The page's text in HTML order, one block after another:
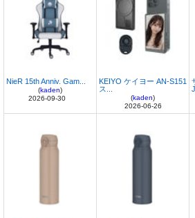
NieR 15th Anniv. Gam...
(kaden)
2026-09-30
KEIYO ケイヨー AN-S151
ス...
(kaden)
2026-06-26